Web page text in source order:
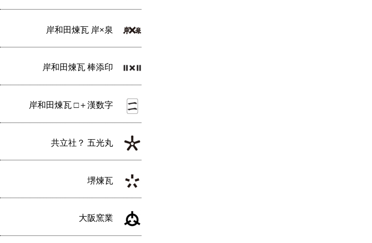
岸和田煉瓦 岸×泉
岸和田煉瓦 棒添印
岸和田煉瓦 □＋漢数字
共立社？ 五光丸
堺煉瓦
大阪窯業